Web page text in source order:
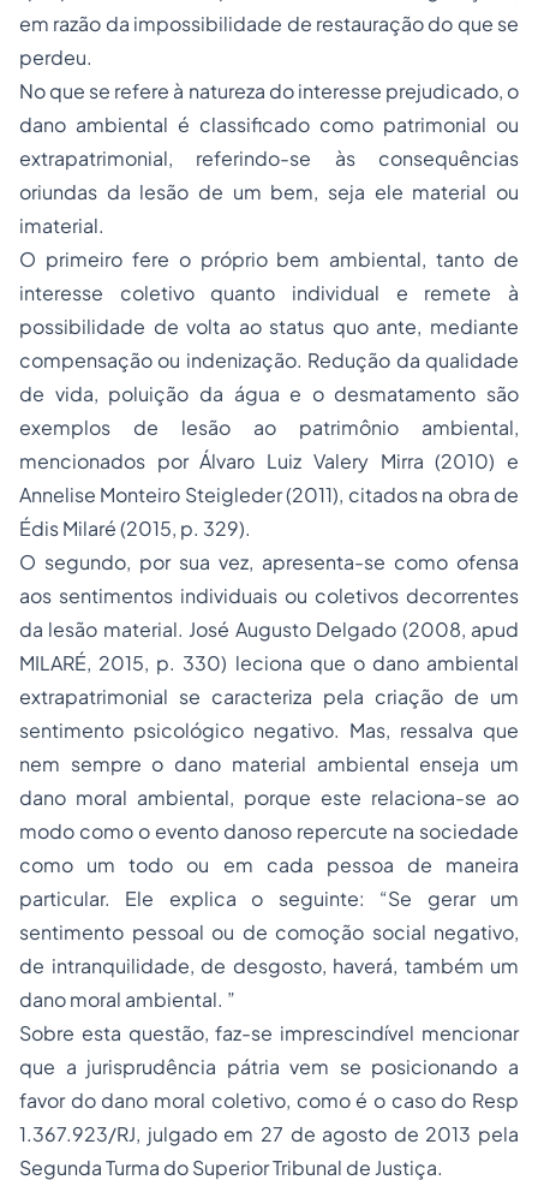
em razão da impossibilidade de restauração do que se
perdeu.
No que se refere à natureza do interesse prejudicado, o
dano ambiental é classificado como patrimonial ou
extrapatrimonial, referindo-se às consequências
oriundas da lesão de um bem, seja ele material ou
imaterial.
O primeiro fere o próprio bem ambiental, tanto de
interesse coletivo quanto individual e remete à
possibilidade de volta ao status quo ante, mediante
compensação ou indenização. Redução da qualidade
de vida, poluição da água e o desmatamento são
exemplos de lesão ao patrimônio ambiental,
mencionados por Álvaro Luiz Valery Mirra (2010) e
Annelise Monteiro Steigleder (2011), citados na obra de
Édis Milaré (2015, p. 329).
O segundo, por sua vez, apresenta-se como ofensa
aos sentimentos individuais ou coletivos decorrentes
da lesão material. José Augusto Delgado (2008, apud
MILARÉ, 2015, p. 330) leciona que o dano ambiental
extrapatrimonial se caracteriza pela criação de um
sentimento psicológico negativo. Mas, ressalva que
nem sempre o dano material ambiental enseja um
dano moral ambiental, porque este relaciona-se ao
modo como o evento danoso repercute na sociedade
como um todo ou em cada pessoa de maneira
particular. Ele explica o seguinte: “Se gerar um
sentimento pessoal ou de comoção social negativo,
de intranquilidade, de desgosto, haverá, também um
dano moral ambiental. ”
Sobre esta questão, faz-se imprescindível mencionar
que a jurisprudência pátria vem se posicionando a
favor do dano moral coletivo, como é o caso do Resp
1.367.923/RJ, julgado em 27 de agosto de 2013 pela
Segunda Turma do Superior Tribunal de Justiça.